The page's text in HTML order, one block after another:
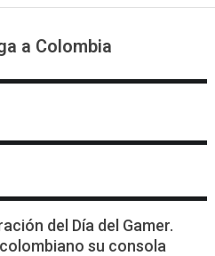
a Colombia
del Día del Gamer.
su consola